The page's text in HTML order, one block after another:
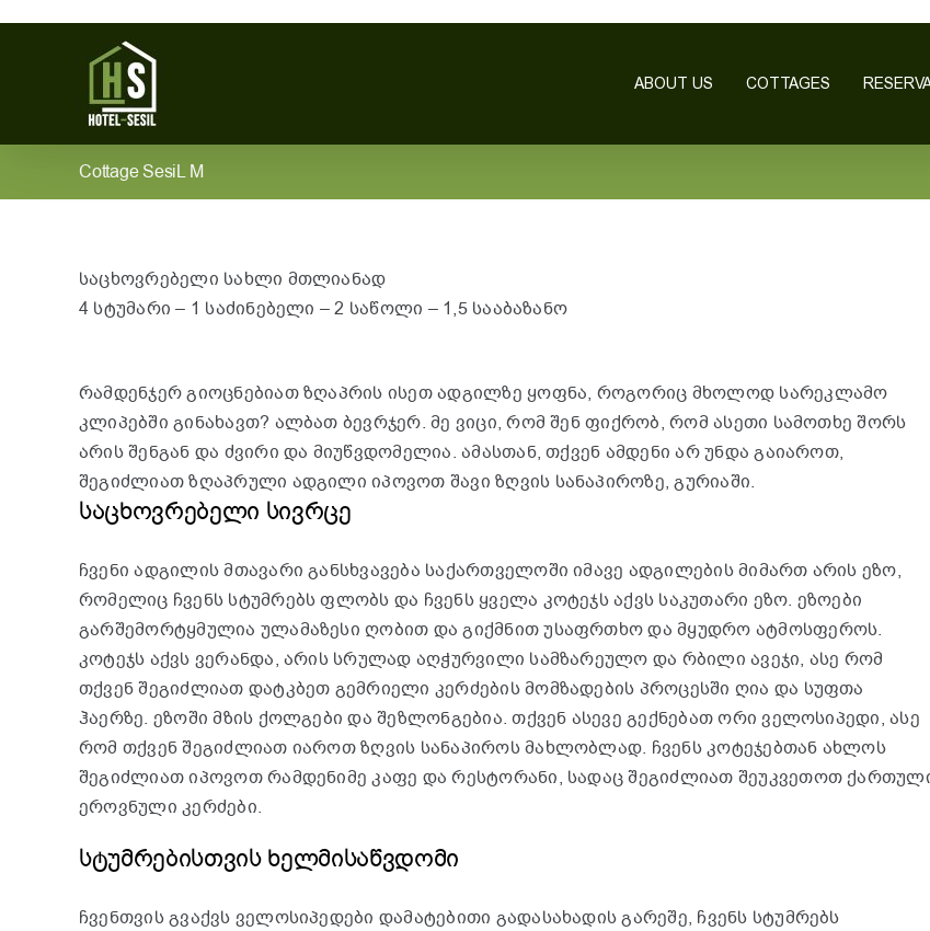
ABOUT US COTTAGES
Cottage SesiL M
საცხოვრებელი სახლი მთლიანად
4 სტუმარი – 1 საძინებელი – 2 საწოლი – 1,5 სააბაზანო
რამდენჯერ გიოცნებიათ ზღაპრის ისეთ ადგილზე ყოფნა, როგორიც მხოლოდ სარეკლამო
კლიპებში გინახავთ? ალბათ ბევრჯერ. მე ვიცი, რომ შენ ფიქრობ, რომ ასეთი სამოთხე შორს
არის შენგან და ძვირი და მიუწვდომელია. ამასთან, თქვენ ამდენი არ უნდა გაიაროთ,
შეგიძლიათ ზღაპრული ადგილი იპოვოთ შავი ზღვის სანაპიროზე, გურიაში.
საცხოვრებელი სივრცე
ჩვენი ადგილის მთავარი განსხვავება საქართველოში იმავე ადგილების მიმართ არის ეზო,
რომელიც ჩვენს სტუმრებს ფლობს და ჩვენს ყველა კოტეჯს აქვს საკუთარი ეზო. ეზოები
გარშემორტყმულია ულამაზესი ღობით და გიქმნით უსაფრთხო და მყუდრო ატმოსფეროს.
კოტეჯს აქვს ვერანდა, არის სრულად აღჭურვილი სამზარეულო და რბილი ავეჯი, ასე რომ
თქვენ შეგიძლიათ დატკბეთ გემრიელი კერძების მომზადების პროცესში ღია და სუფთა
ჰაერზე. ეზოში მზის ქოლგები და შეზლონგებია. თქვენ ასევე გექნებათ ორი ველოსიპედი, ასე
რომ თქვენ შეგიძლიათ იაროთ ზღვის სანაპიროს მახლობლად. ჩვენს კოტეჯებთან ახლოს
შეგიძლიათ იპოვოთ რამდენიმე კაფე და რესტორანი, სადაც შეგიძლიათ შეუკვეთოთ
ეროვნული კერძები.
სტუმრებისთვის ხელმისაწვდომი
ჩვენთვის გვაქვს ველოსიპედები დამატებითი გადასახადის გარეშე, ჩვენს სტუმრებს